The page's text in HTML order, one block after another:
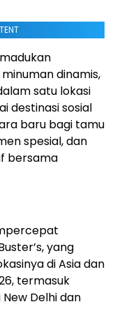
dinamis,
satu lokasi
destinasi sosial
baru bagi tamu
spesial, dan
bersama
yang
di Asia dan
termasuk
Delhi dan